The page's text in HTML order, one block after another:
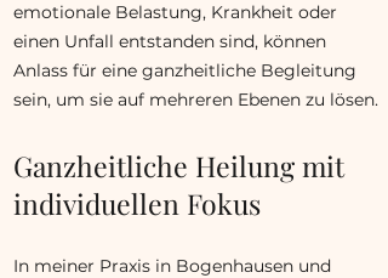
emotionale Belastung, Krankheit oder
einen Unfall entstanden sind, können
Anlass für eine ganzheitliche Begleitung
sein, um sie auf mehreren Ebenen zu lösen.
Ganzheitliche Heilung mit
individuellen Fokus
In meiner Praxis in Bogenhausen und